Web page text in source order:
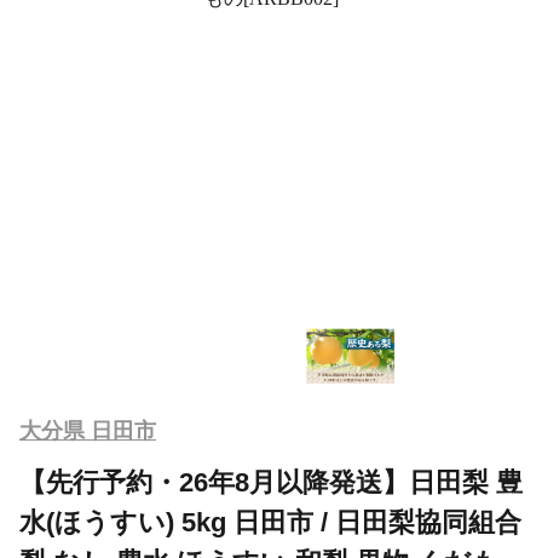
大分県 日田市
【先行予約・26年8月以降発送】日田梨 豊
水(ほうすい) 5kg 日田市 / 日田梨協同組合